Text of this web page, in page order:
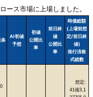
ース市場に上場しました。
AI初値
予想
初値
公開比
率
前日終
値
公開比
率
時価総額
(上場前想
定/前日終
値)
発行済株
式総数
想定:
41億3,1